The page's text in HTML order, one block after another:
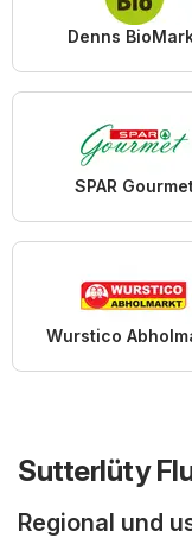
Denns
SPAR
Wurstico
Sutterlüty
Regional und